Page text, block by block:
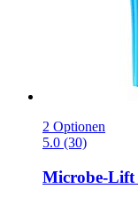
2 Optionen
5.0 (30)
Microbe-Lift